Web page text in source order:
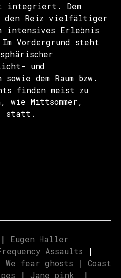
integriert. Dem
den Reiz vielfältiger
intensives Erlebnis
Vordergrund steht
sphärischer
und
dem Raum bzw.
finden meist zu
wie Mittsommer,
statt.
| Eugen Haller
Assaults |
We fear ghosts | Coast
| Jane_pink_ |